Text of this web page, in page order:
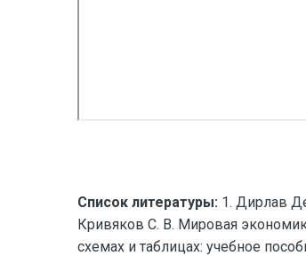
Список литературы: 1. Дирлав
Кривяков С. В. Мировая
схемах и таблицах: учебное